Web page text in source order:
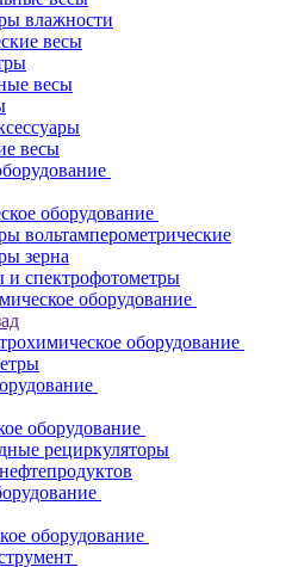
влажности
весы
весы
весы
оборудование
вольтамперометрические
зерна
и спектрофотометры
оборудование
оборудование
оборудование
рециркуляторы
оборудование